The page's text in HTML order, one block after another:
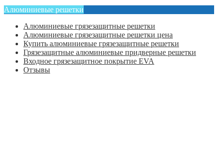
Алюминиевые решетки
Алюминиевые грязезащитные решетки
Алюминиевые грязезащитные решетки цена
Купить алюминиевые грязезащитные решетки
Грязезащитные алюминиевые придверные решетки
Входное грязезащитное покрытие EVA
Отзывы